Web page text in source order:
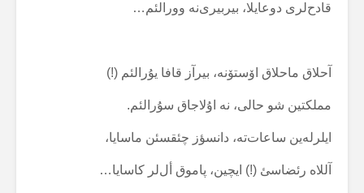
قادح‌لری دوعایلا، بیربیری‌نە وورالئم…
آحلاق ماحلاق اۆستۆنە، بیرآز قافا یۇرالئم (!)
مملکتین شو حالی، نە اۇلاجاق سۇرالئم.
ایلرلەین ساعات‌تە، دانسؤز چئقسئن ماسایا،
آللاە رئضاسئ (!) ایچین، پاموق أل‌لر کاسایا…